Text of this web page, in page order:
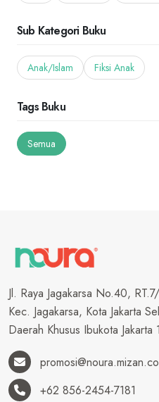
Sub Kategori Buku
Anak/Islam Fiksi Anak
Tags Buku
Semua
Jl. Raya Jagakarsa No.40,
Kec. Jagakarsa, Kota Jakarta
Daerah Khusus Ibukota Jakarta
+62 856-2454-7181